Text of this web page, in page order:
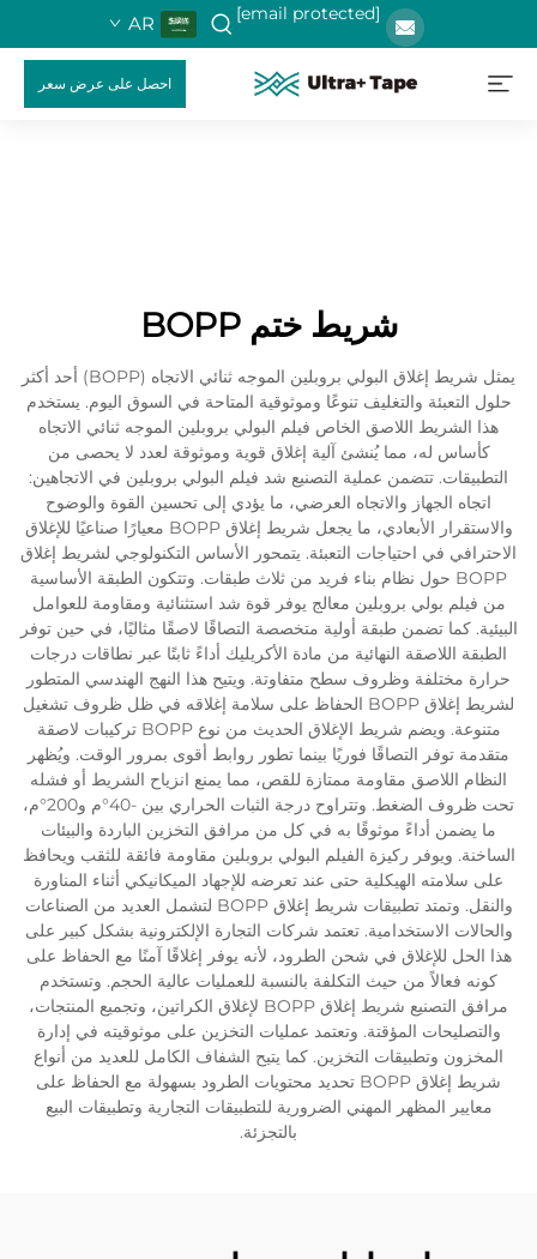
[email protected]
AR
احصل على عرض سعر
شريط ختم BOPP
يمثل شريط إغلاق البولي بروبلين الموجه ثنائي الاتجاه (BOPP) أحد أكثر
حلول التعبئة والتغليف تنوعًا وموثوقية المتاحة في السوق اليوم. يستخدم
هذا الشريط اللاصق الخاص فيلم البولي بروبلين الموجه ثنائي الاتجاه
كأساس له، مما يُنشئ آلية إغلاق قوية وموثوقة لعدد لا يحصى من
التطبيقات. تتضمن عملية التصنيع شد فيلم البولي بروبلين في الاتجاهين:
اتجاه الجهاز والاتجاه العرضي، ما يؤدي إلى تحسين القوة والوضوح
والاستقرار الأبعادي، ما يجعل شريط إغلاق BOPP معيارًا صناعيًا للإغلاق
الاحترافي في احتياجات التعبئة. يتمحور الأساس التكنولوجي لشريط إغلاق
BOPP حول نظام بناء فريد من ثلاث طبقات. وتتكون الطبقة الأساسية
من فيلم بولي بروبلين معالج يوفر قوة شد استثنائية ومقاومة للعوامل
البيئية. كما تضمن طبقة أولية متخصصة التصاقًا لاصقًا مثاليًا، في حين توفر
الطبقة اللاصقة النهائية من مادة الأكريليك أداءً ثابتًا عبر نطاقات درجات
حرارة مختلفة وظروف سطح متفاوتة. ويتيح هذا النهج الهندسي المتطور
لشريط إغلاق BOPP الحفاظ على سلامة إغلاقه في ظل ظروف تشغيل
متنوعة. ويضم شريط الإغلاق الحديث من نوع BOPP تركيبات لاصقة
متقدمة توفر التصاقًا فوريًا بينما تطور روابط أقوى بمرور الوقت. ويُظهر
النظام اللاصق مقاومة ممتازة للقص، مما يمنع انزياح الشريط أو فشله
تحت ظروف الضغط. وتتراوح درجة الثبات الحراري بين -40°م و200°م،
ما يضمن أداءً موثوقًا به في كل من مرافق التخزين الباردة والبيئات
الساخنة. ويوفر ركيزة الفيلم البولي بروبلين مقاومة فائقة للثقب ويحافظ
على سلامته الهيكلية حتى عند تعرضه للإجهاد الميكانيكي أثناء المناورة
والنقل. وتمتد تطبيقات شريط إغلاق BOPP لتشمل العديد من الصناعات
والحالات الاستخدامية. تعتمد شركات التجارة الإلكترونية بشكل كبير على
هذا الحل للإغلاق في شحن الطرود، لأنه يوفر إغلاقًا آمنًا مع الحفاظ على
كونه فعالاً من حيث التكلفة بالنسبة للعمليات عالية الحجم. وتستخدم
مرافق التصنيع شريط إغلاق BOPP لإغلاق الكراتين، وتجميع المنتجات،
والتصليحات المؤقتة. وتعتمد عمليات التخزين على موثوقيته في إدارة
المخزون وتطبيقات التخزين. كما يتيح الشفاف الكامل للعديد من أنواع
شريط إغلاق BOPP تحديد محتويات الطرود بسهولة مع الحفاظ على
معايير المظهر المهني الضرورية للتطبيقات التجارية وتطبيقات البيع
بالتجزئة.